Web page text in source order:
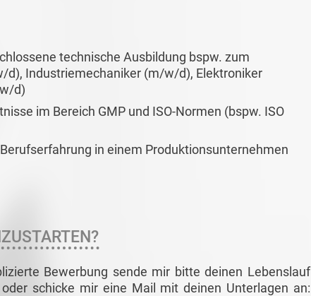
technische Ausbildung bspw. zum
d), Industriemechaniker (m/w/d), Elektroniker
d)
im Bereich GMP und ISO-Normen (bspw. ISO
in einem Produktionsunternehmen
Bewerbung sende mir bitte deinen Lebenslauf
schicke mir eine Mail mit deinen Unterlagen an: